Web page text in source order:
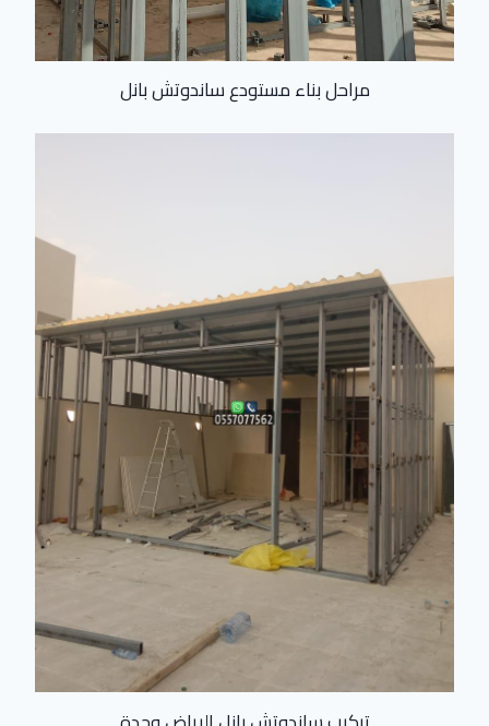
مراحل بناء مستودع ساندوتش بانل